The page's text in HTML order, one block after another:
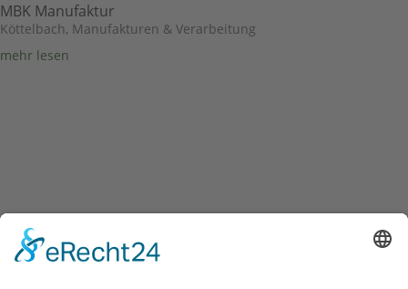
MBK Manufaktur
Köttelbach, Manufakturen & Verarbeitung
mehr lesen